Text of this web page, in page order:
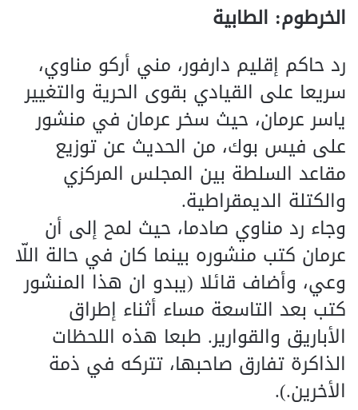
الخرطوم: الطابية
رد حاكم إقليم دارفور، مني أركو مناوي،
سريعا على القيادي بقوى الحرية والتغيير
ياسر عرمان، حيث سخر عرمان في منشور
على فيس بوك، من الحديث عن توزيع
مقاعد السلطة بين المجلس المركزي
والكتلة الديمقراطية.
وجاء رد مناوي صادما، حيث لمح إلى أن
عرمان كتب منشوره بينما كان في حالة اللّا
وعي، وأضاف قائلا (يبدو ان هذا المنشور
كتب بعد التاسعة مساء أثناء إطراق
الأباريق والقوارير. طبعا هذه اللحظات
الذاكرة تفارق صاحبها، تتركه في ذمة
الأخرين.).